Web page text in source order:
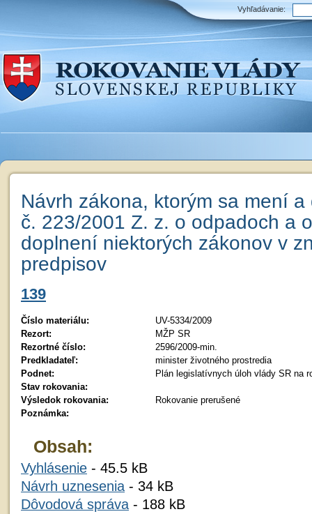
Vyhľadávanie:
Návrh zákona, ktorým sa mení
č. 223/2001 Z. z. o odpadoch a
doplnení niektorých zákonov v
predpisov
139
Číslo materiálu:
UV-5334/2009
Rezort:
MŽP SR
Rezortné číslo:
2596/2009-min.
Predkladateľ:
minister životného prostredia
Podnet:
Plán legislatívnych úloh vlády SR na
Stav rokovania:
Výsledok rokovania:
Rokovanie prerušené
Poznámka:
Obsah:
Vyhlásenie - 45.5 kB
Návrh uznesenia - 34 kB
Dôvodová správa - 188 kB